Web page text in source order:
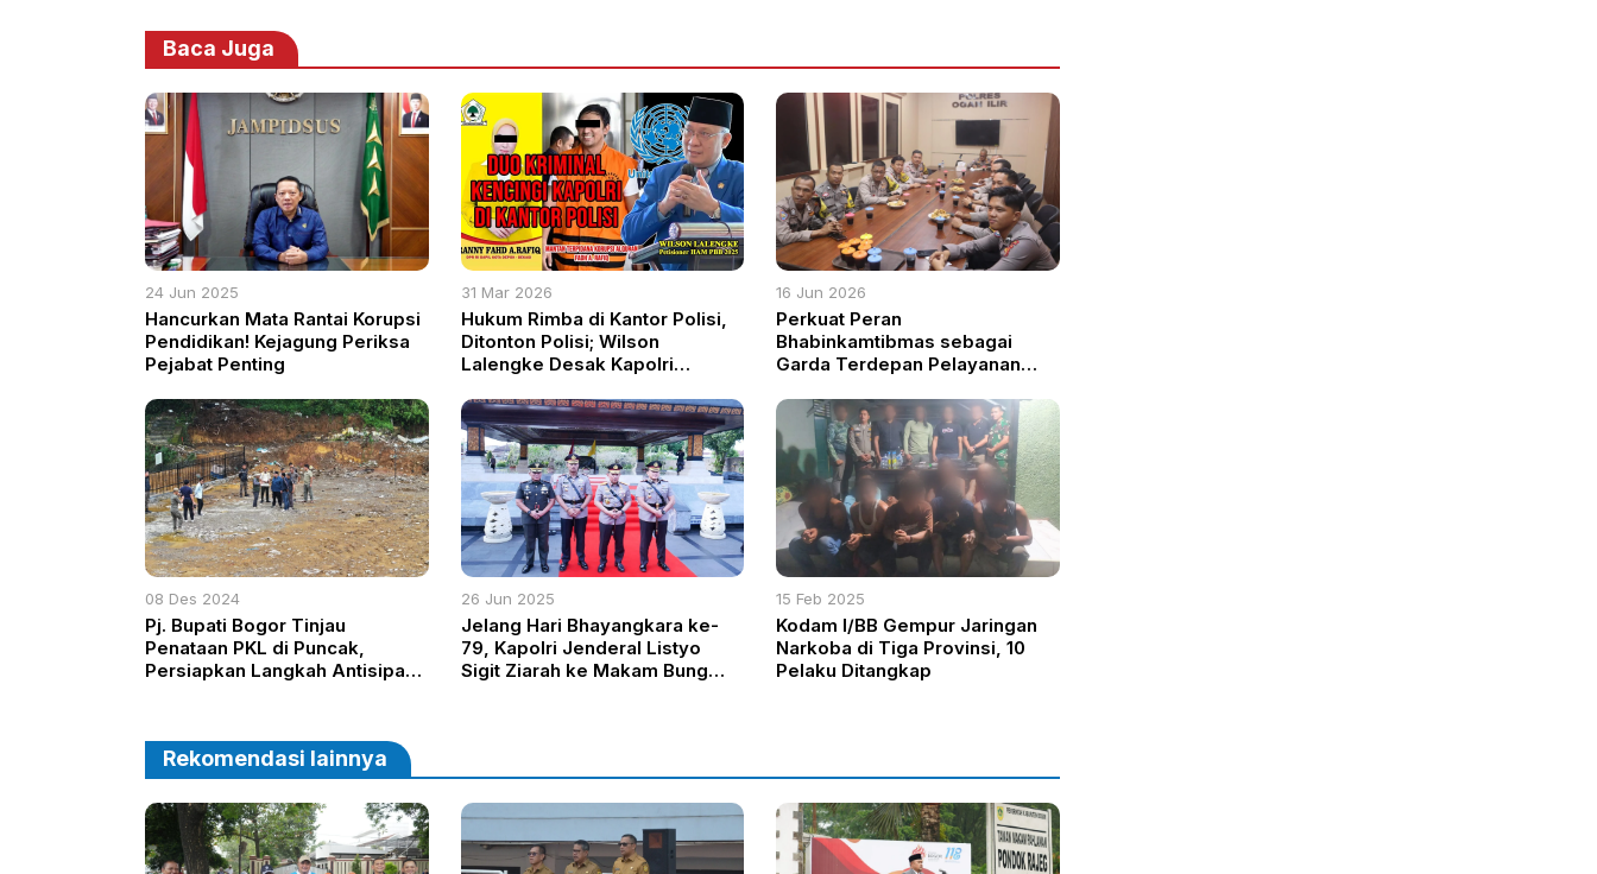
Baca Juga
24 Jun 2025
Hancurkan Mata Rantai Korupsi
Pendidikan! Kejagung Periksa
Pejabat Penting
31 Mar 2026
Hukum Rimba di Kantor Polisi,
Ditonton Polisi; Wilson
Lalengke Desak Kapolri
Istrinya
16 Jun 2026
Perkuat Peran
Bhabinkamtibmas sebagai
Garda Terdepan Pelayanan
Ikuti Arahan Kakorbinmas
Baharkam Polri
08 Des 2024
Pj. Bupati Bogor Tinjau
Penataan PKL di Puncak,
Persiapkan Langkah Antisipasi
26 Jun 2025
Jelang Hari Bhayangkara ke-
79, Kapolri Jenderal Listyo
Sigit Ziarah ke Makam Bung
15 Feb 2025
Kodam I/BB Gempur Jaringan
Narkoba di Tiga Provinsi, 10
Pelaku Ditangkap
Rekomendasi lainnya